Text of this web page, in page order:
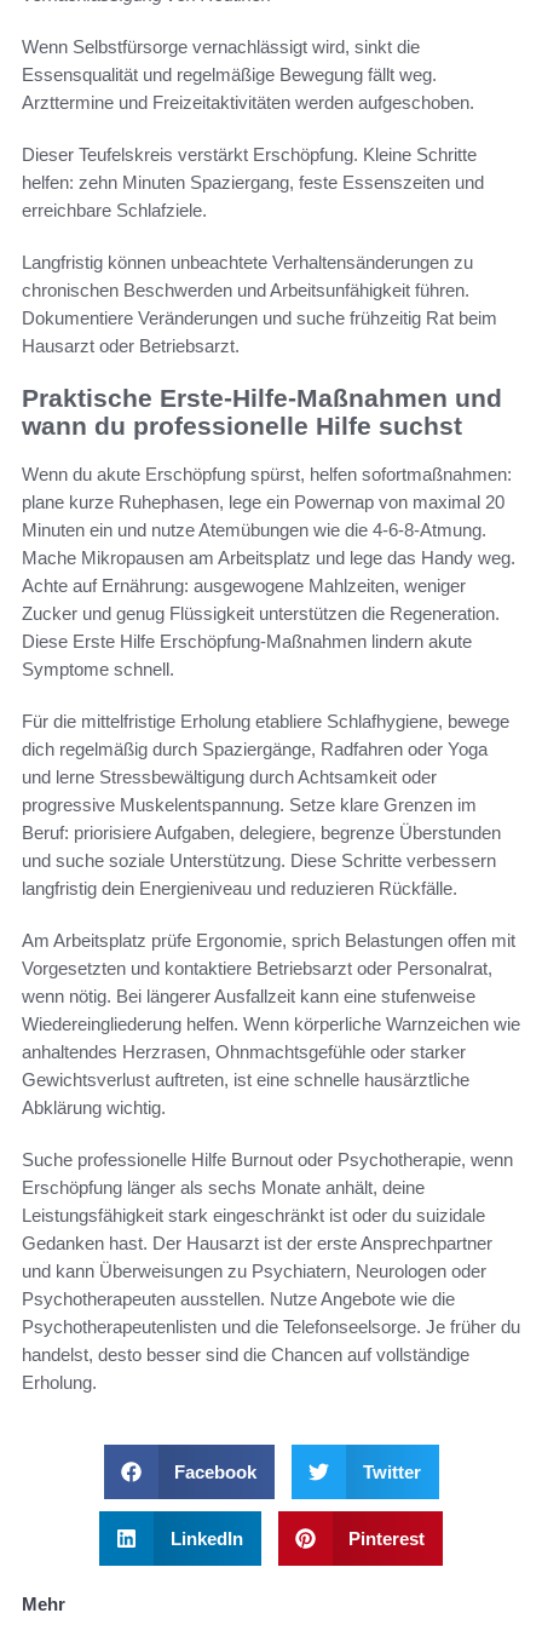
Wenn Selbstfürsorge vernachlässigt wird, sinkt die
Essensqualität und regelmäßige Bewegung fällt weg.
Arzttermine und Freizeitaktivitäten werden aufgeschoben.
Dieser Teufelskreis verstärkt Erschöpfung. Kleine Schritte
helfen: zehn Minuten Spaziergang, feste Essenszeiten und
erreichbare Schlafziele.
Langfristig können unbeachtete Verhaltensänderungen zu
chronischen Beschwerden und Arbeitsunfähigkeit führen.
Dokumentiere Veränderungen und suche frühzeitig Rat beim
Hausarzt oder Betriebsarzt.
Praktische Erste-Hilfe-Maßnahmen und
wann du professionelle Hilfe suchst
Wenn du akute Erschöpfung spürst, helfen sofortmaßnahmen:
plane kurze Ruhephasen, lege ein Powernap von maximal 20
Minuten ein und nutze Atemübungen wie die 4-6-8-Atmung.
Mache Mikropausen am Arbeitsplatz und lege das Handy weg.
Achte auf Ernährung: ausgewogene Mahlzeiten, weniger
Zucker und genug Flüssigkeit unterstützen die Regeneration.
Diese Erste Hilfe Erschöpfung-Maßnahmen lindern akute
Symptome schnell.
Für die mittelfristige Erholung etabliere Schlafhygiene, bewege
dich regelmäßig durch Spaziergänge, Radfahren oder Yoga
und lerne Stressbewältigung durch Achtsamkeit oder
progressive Muskelentspannung. Setze klare Grenzen im
Beruf: priorisiere Aufgaben, delegiere, begrenze Überstunden
und suche soziale Unterstützung. Diese Schritte verbessern
langfristig dein Energieniveau und reduzieren Rückfälle.
Am Arbeitsplatz prüfe Ergonomie, sprich Belastungen offen mit
Vorgesetzten und kontaktiere Betriebsarzt oder Personalrat,
wenn nötig. Bei längerer Ausfallzeit kann eine stufenweise
Wiedereingliederung helfen. Wenn körperliche Warnzeichen wie
anhaltendes Herzrasen, Ohnmachtsgefühle oder starker
Gewichtsverlust auftreten, ist eine schnelle hausärztliche
Abklärung wichtig.
Suche professionelle Hilfe Burnout oder Psychotherapie, wenn
Erschöpfung länger als sechs Monate anhält, deine
Leistungsfähigkeit stark eingeschränkt ist oder du suizidale
Gedanken hast. Der Hausarzt ist der erste Ansprechpartner
und kann Überweisungen zu Psychiatern, Neurologen oder
Psychotherapeuten ausstellen. Nutze Angebote wie die
Psychotherapeutenlisten und die Telefonseelsorge. Je früher du
handelst, desto besser sind die Chancen auf vollständige
Erholung.
Facebook Twitter
LinkedIn Pinterest
Mehr